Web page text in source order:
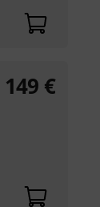
149 €